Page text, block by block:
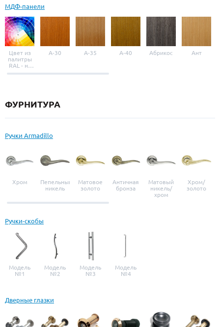
МДФ-панели
Цвет из
палитры
RAL - на
выбор
A-30 A-35 A-40 Абрикос Ант
ФУРНИТУРА
Ручки Armadillo
Хром
Пепельный
никель
Матовое
золото
Античная
бронза
Матовый
никель/
хром
Хром/
золото
Ручки-скобы
Модель
№1
Модель
№2
Модель
№3
Модель
№4
Дверные глазки